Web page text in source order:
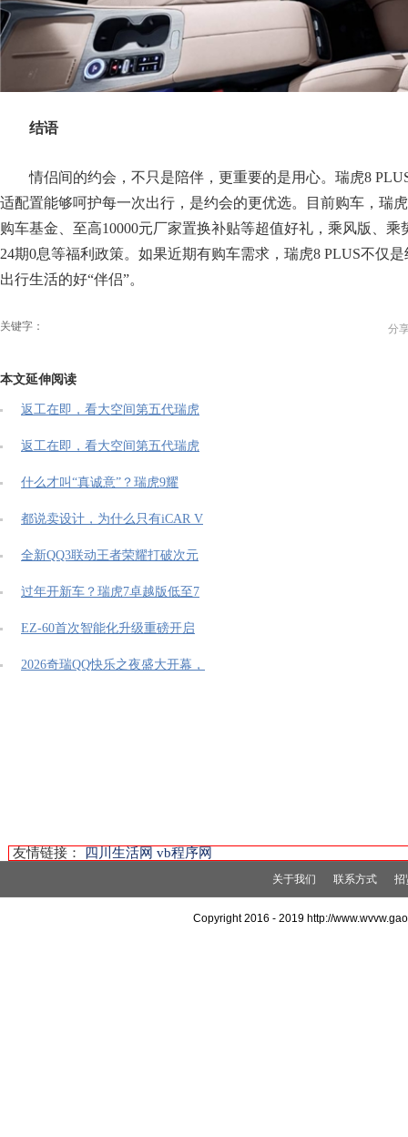
结语
情侣间的约会，不只是陪伴，更重要的是用心。瑞虎8
适配置能够呵护每一次出行，是约会的更优选。目前购车，瑞
购车基金、至高10000元厂家置换补贴等超值好礼，乘风版、乘
24期0息等福利政策。如果近期有购车需求，瑞虎8 PLUS不仅
出行生活的好“伴侣”。
分
关键字：
本文延伸阅读
返工在即，看大空间第五代瑞虎
返工在即，看大空间第五代瑞虎
什么才叫“真诚意”？瑞虎9耀
都说卖设计，为什么只有iCAR V
全新QQ3联动王者荣耀打破次元
过年开新车？瑞虎7卓越版低至7
EZ-60首次智能化升级重磅开启
2026奇瑞QQ快乐之夜盛大开幕，
友情链接： 四川生活网 vb程序网
关于我们 联系方式 招
Copyright 2016 - 2019 http://